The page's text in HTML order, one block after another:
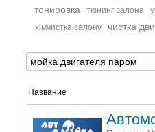
тонировка тюнинг салона
хімчистка салону чистка
Название